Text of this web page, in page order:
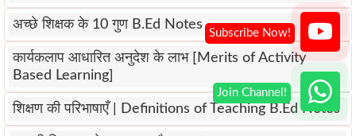
अच्छे शिक्षक के 10 गुण B.Ed Notes
कार्यकलाप आधारित अनुदेश के लाभ [Merits of Activity
Based Learning]
शिक्षण की परिभाषाएँ | Definitions of Teaching B.Ed Notes